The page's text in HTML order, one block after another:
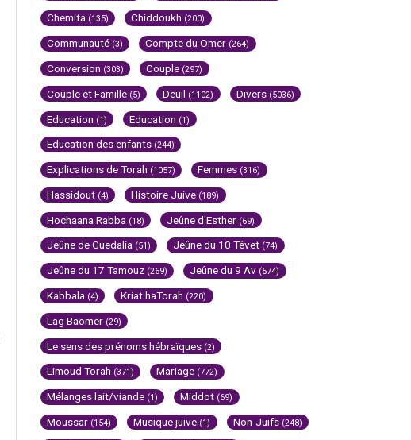
Chemita (135) Chiddoukh (200)
Communauté (3) Compte du Omer (264)
Conversion (303) Couple (297)
Couple et Famille (5) Deuil (1102) Divers (5036)
Education (1) Education (1)
Education des enfants (244)
Explications de Torah (1057) Femmes (316)
Hassidout (4) Histoire Juive (189)
Hochaana Rabba (18) Jeûne d'Esther (69)
Jeûne de Guedalia (51) Jeûne du 10 Tévet (74)
Jeûne du 17 Tamouz (269) Jeûne du 9 Av (574)
Kabbala (4) Kriat haTorah (220)
Lag Baomer (29)
Le sens des prénoms hébraïques (2)
Limoud Torah (371) Mariage (772)
Mélanges lait/viande (1) Middot (69)
Moussar (154) Musique juive (1) Non-Juifs (248)